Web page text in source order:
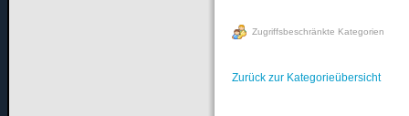
Zugriffsbeschränkte Kategorien
Zurück zur Kategorieübersicht